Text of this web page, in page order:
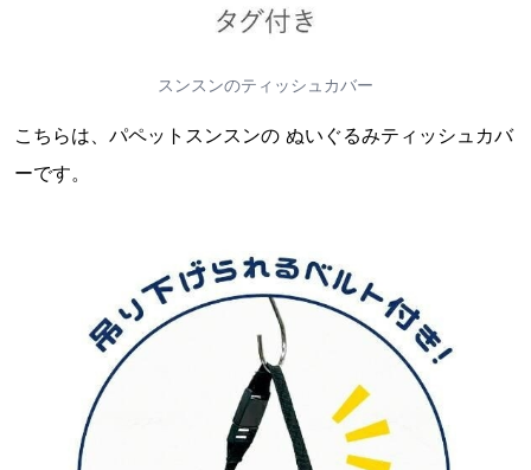
スンスンのティッシュカバー
こちらは、パペットスンスンの ぬいぐるみティッシュカバ
ーです。